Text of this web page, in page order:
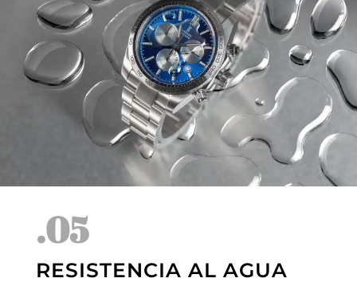
.05
RESISTENCIA AL AGUA